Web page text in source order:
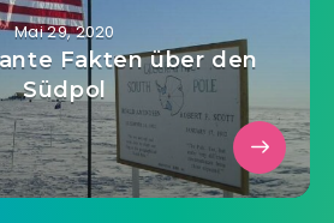
Mai 29, 2020
Fakten über den
Südpol